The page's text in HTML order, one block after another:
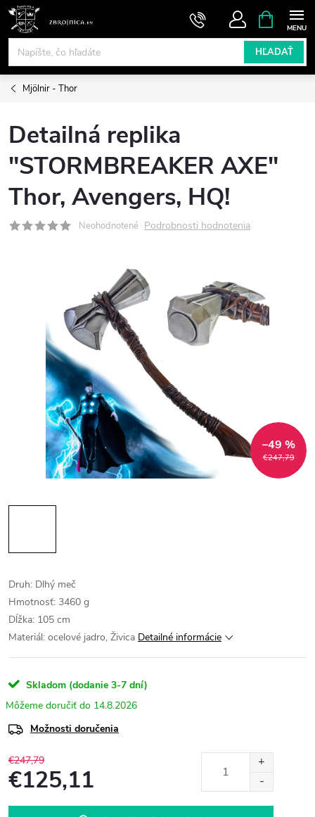
Prejsť
obsah
HĽADAŤ
KOŠÍK
Mjölnir - Thor
Detailná replika
"STORMBREAKER AXE"
Thor, Avengers, HQ!
Neohodnotené Podrobnosti hodnotenia
€247,79
–49 %
Druh: Dlhý meč
Hmotnosť: 3460 g
Dĺžka: 105 cm
Materiál: ocelové jadro, Živica Detailné informácie
Skladom (dodanie 3-7 dní)
14.8.2026
Možnosti doručenia
€247,79
€125,11